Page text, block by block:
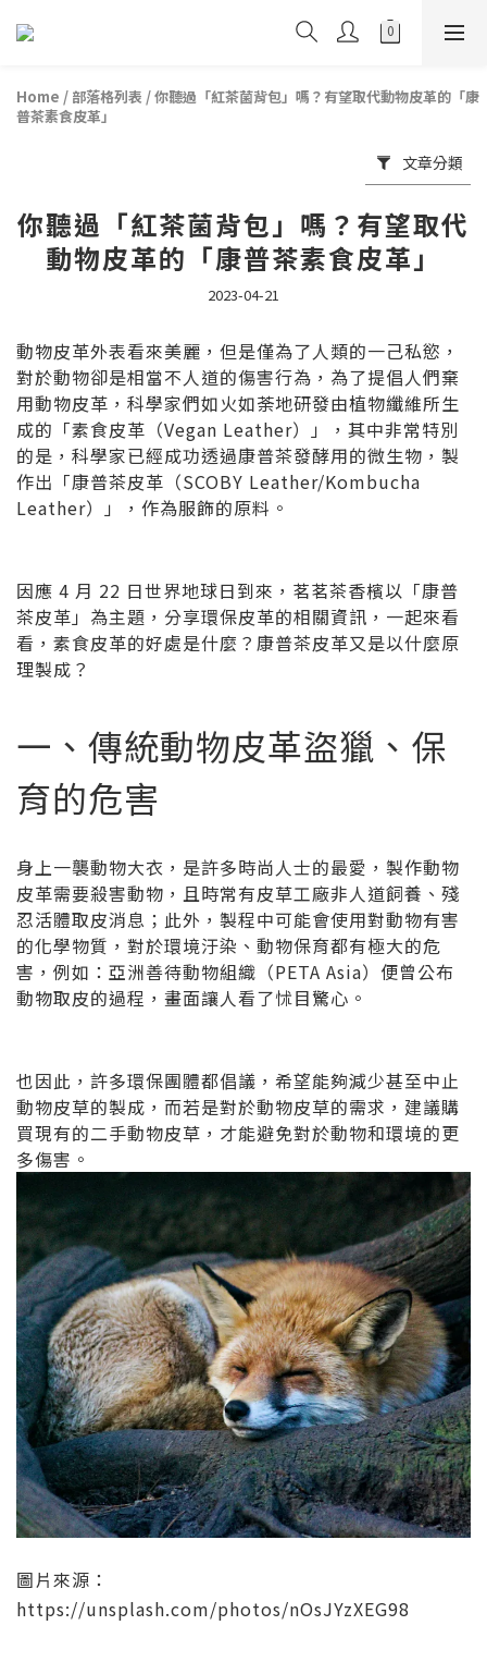
Home / 部落格列表 /你聽過「紅茶菌背包」嗎？有望取代動物皮革的「康
普茶素食皮革」
文章分類
你聽過「紅茶菌背包」嗎？有望取代
動物皮革的「康普茶素食皮革」
2023-04-21
動物皮革外表看來美麗，但是僅為了人類的一己私慾，
對於動物卻是相當不人道的傷害行為，為了提倡人們棄
用動物皮革，科學家們如火如荼地研發由植物纖維所生
成的「素食皮革（Vegan Leather）」，其中非常特別
的是，科學家已經成功透過康普茶發酵用的微生物，製
作出「康普茶皮革（SCOBY Leather/Kombucha
Leather）」，作為服飾的原料。
因應 4 月 22 日世界地球日到來，茗茗茶香檳以「康普
茶皮革」為主題，分享環保皮革的相關資訊，一起來看
看，素食皮革的好處是什麼？康普茶皮革又是以什麼原
理製成？
一、傳統動物皮革盜獵、保
育的危害
身上一襲動物大衣，是許多時尚人士的最愛，製作動物
皮革需要殺害動物，且時常有皮草工廠非人道飼養、殘
忍活體取皮消息；此外，製程中可能會使用對動物有害
的化學物質，對於環境汙染、動物保育都有極大的危
害，例如：亞洲善待動物組織（PETA Asia）便曾公布
動物取皮的過程，畫面讓人看了怵目驚心。
也因此，許多環保團體都倡議，希望能夠減少甚至中止
動物皮草的製成，而若是對於動物皮草的需求，建議購
買現有的二手動物皮草，才能避免對於動物和環境的更
多傷害。
圖片來源：
https://unsplash.com/photos/nOsJYzXEG98